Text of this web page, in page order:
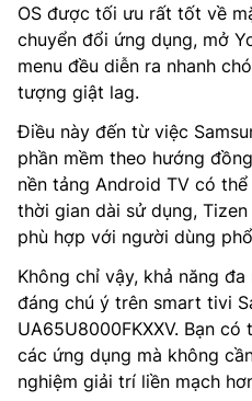
OS được tối ưu rất tốt về
chuyển đổi ứng dụng, mở
menu đều diễn ra nhanh
tượng giật lag.
Điều này đến từ việc
phần mềm theo hướng
nền tảng Android TV có
thời gian dài sử dụng,
phù hợp với người dùng
Không chỉ vậy, khả năng
đáng chú ý trên smart tivi
UA65U8000FKXXV. Bạn
các ứng dụng mà không
nghiệm giải trí liền mạch